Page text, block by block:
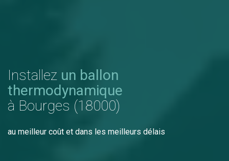
Installez un ballon
thermodynamique
à Bourges (18000)
au meilleur coût et dans les meilleurs délais